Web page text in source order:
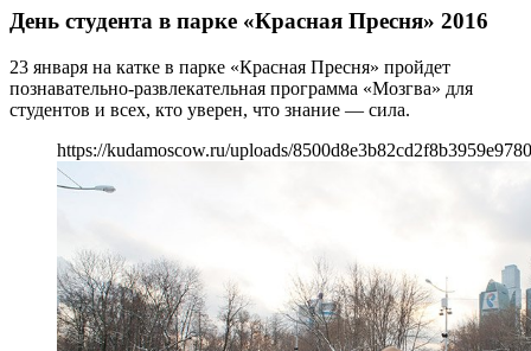
День студента в парке «Красная Пресня» 2016
23 января на катке в парке «Красная Пресня» пройдет
познавательно-развлекательная программа «Мозгва» для
студентов и всех, кто уверен, что знание — сила.
https://kudamoscow.ru/uploads/